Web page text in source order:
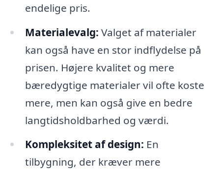
endelige pris.
Materialevalg: Valget af materialer
kan også have en stor indflydelse på
prisen. Højere kvalitet og mere
bæredygtige materialer vil ofte koste
mere, men kan også give en bedre
langtidsholdbarhed og værdi.
Kompleksitet af design: En
tilbygning, der kræver mere